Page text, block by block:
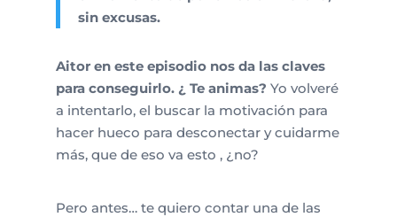
sin excusas.
Aitor en este episodio nos da las claves
para conseguirlo. ¿ Te animas? Yo volveré
a intentarlo, el buscar la motivación para
hacer hueco para desconectar y cuidarme
más, que de eso va esto , ¿no?
Pero antes… te quiero contar una de las